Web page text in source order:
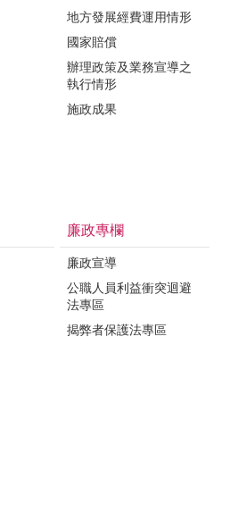
地方發展經費運用情形
國家賠償
辦理政策及業務宣導之
執行情形
施政成果
廉政專欄
廉政宣導
公職人員利益衝突迴避
法專區
揭弊者保護法專區